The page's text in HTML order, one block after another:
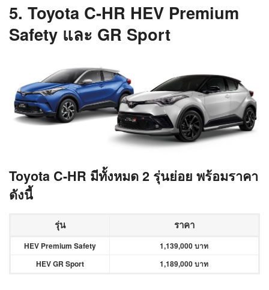
5. Toyota C-HR HEV Premium
Safety และ GR Sport
Toyota C-HR มีทั้งหมด 2 รุ่นย่อย พร้อมราคา
ดังนี้
รุ่น ราคา
HEV Premium Safety
1,139,000 บาท
HEV GR Sport
1,189,000 บาท